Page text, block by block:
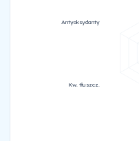
Kw. tłuszcz.
Antyoksydanty